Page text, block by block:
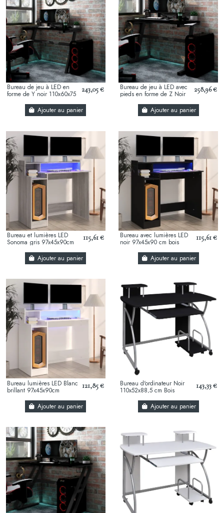
Bureau de jeu à LED en
forme de Y noir 110x60x75
243,05 €
Ajouter au panier
Bureau de jeu à LED avec
pieds en forme de Z Noir
258,96 €
Ajouter au panier
Bureau et lumières LED
Sonoma gris 97x45x90cm
115,61 €
Ajouter au panier
Bureau avec lumières LED
noir 97x45x90 cm bois
115,61 €
Ajouter au panier
Bureau lumières LED Blanc
brillant 97x45x90cm
121,85 €
Ajouter au panier
Bureau d'ordinateur Noir
110x52x88,5 cm Bois
143,33 €
Ajouter au panier